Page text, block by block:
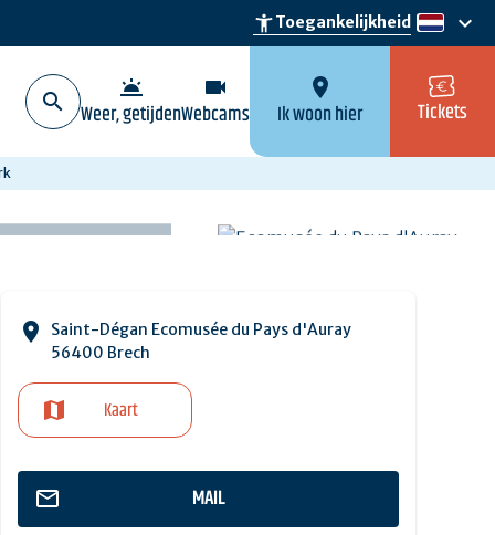
accessibility_newToegankelijkheid nl
keyboard_arrow_down
wb_twilight
Weer, getijden
videocam
Webcams
location_on
Ik woon hier Tickets
Saint-Dégan Ecomusée du Pays d'Auray
56400 Brech
Kaart
MAIL